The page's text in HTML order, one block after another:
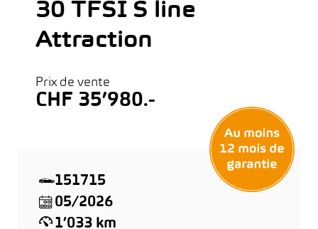
30 TFSI S line
Attraction
Prix de vente
CHF 35’980.-
151715
05/2026
1’033 km